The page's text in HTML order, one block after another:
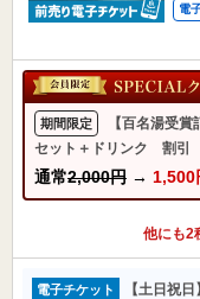
電
期間限定
【百名湯受
セット＋ドリンク 割引
通常2,000円 → 1,500
他にも2
電子チケット
【土日祝